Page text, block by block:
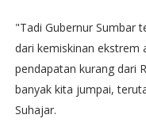
"Tadi Gubernur Sumbar
dari kemiskinan ekstrem
pendapatan kurang dari
banyak kita jumpai,
Suhajar.